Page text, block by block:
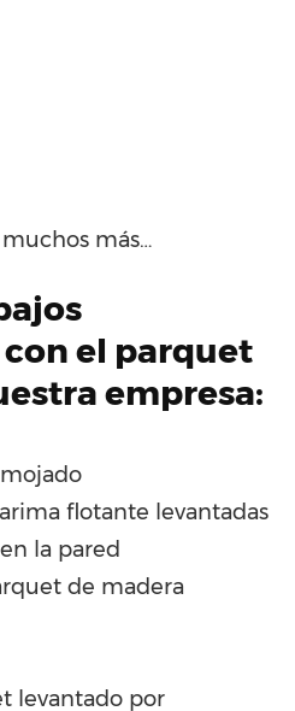
más…
el parquet
empresa:
flotante levantadas
la pared
de madera
levantado por